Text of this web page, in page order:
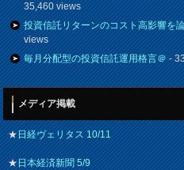
35,460 views
投資信託リターンのコスト高影響を
views
毎月分配型の投資信託運用格言＠-
メディア掲載
★日経ヴェリタス 10/11
★日本経済新聞 5/9